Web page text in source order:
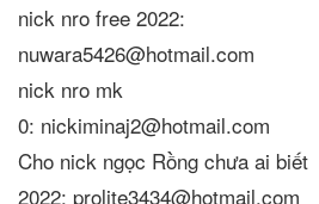
nick nro free 2022:
nuwara5426@hotmail.com
nick nro mk
0: nickiminaj2@hotmail.com
Cho nick ngọc Rồng chưa ai biết
2022: prolite3434@hotmail.com